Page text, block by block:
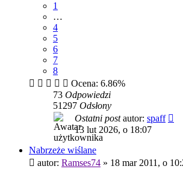
1
…
4
5
6
7
8
Ocena: 6.86%
73 Odpowiedzi
51297 Odsłony
Ostatni postautor: spaff
13 lut 2026, o 18:07
Nabrzeże wiślane
autor: Ramses74 » 18 mar 2011, o